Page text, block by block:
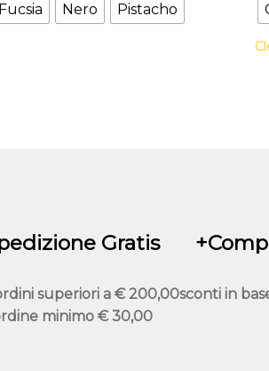
varianti.
Fucsia Nero
Pistacho
Gratis
superiori a € 200,00
minimo€ 30,00
sconti in